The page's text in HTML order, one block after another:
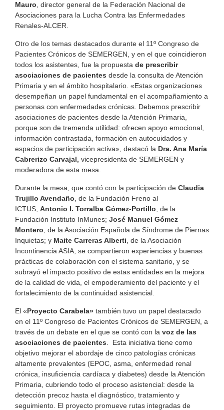
Mauro , director general de la Federación Nacional de
Asociaciones para la Lucha Contra las Enfermedades
Renales-ALCER.
Otro de los temas destacados durante el 11º Congreso de
Pacientes Crónicos de SEMERGEN, y en el que coincidieron
todos los asistentes, fue la propuesta de prescribir
asociaciones de pacientes desde la consulta de Atención
Primaria y en el ámbito hospitalario. «Estas organizaciones
desempeñan un papel fundamental en el acompañamiento a
personas con enfermedades crónicas. Debemos prescribir
asociaciones de pacientes desde la Atención Primaria,
porque son de tremenda utilidad: ofrecen apoyo emocional,
información contrastada, formación en autocuidados y
espacios de participación activa», destacó la Dra. Ana María
Cabrerizo Carvajal, vicepresidenta de SEMERGEN y
moderadora de esta mesa.
Durante la mesa, que contó con la participación de Claudia
Trujillo Avendaño , de la Fundación Freno al
ICTUS; Antonio I. Torralba Gómez-Portillo , de la
Fundación Instituto InMunes; José Manuel Gómez
Montero , de la Asociación Española de Síndrome de Piernas
Inquietas; y Maite Carreras Alberti , de la Asociación
Incontinencia ASIA, se compartieron experiencias y buenas
prácticas de colaboración con el sistema sanitario, y se
subrayó el impacto positivo de estas entidades en la mejora
de la calidad de vida, el empoderamiento del paciente y el
fortalecimiento de la continuidad asistencial.
El «Proyecto Carabela» también tuvo un papel destacado
en el 11º Congreso de Pacientes Crónicos de SEMERGEN, a
través de un debate en el que se contó con la voz de las
asociaciones de pacientes . Esta iniciativa tiene como
objetivo mejorar el abordaje de cinco patologías crónicas
altamente prevalentes (EPOC, asma, enfermedad renal
crónica, insuficiencia cardíaca y diabetes) desde la Atención
Primaria, cubriendo todo el proceso asistencial: desde la
detección precoz hasta el diagnóstico, tratamiento y
seguimiento. El proyecto promueve rutas integradas de